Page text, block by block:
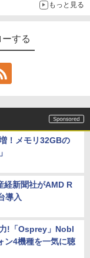
もっと見る
ーする
！メモリ32GBの
経新聞社がAMD R
導入
!「Osprey」Nobl
ン4機種を一気に聴